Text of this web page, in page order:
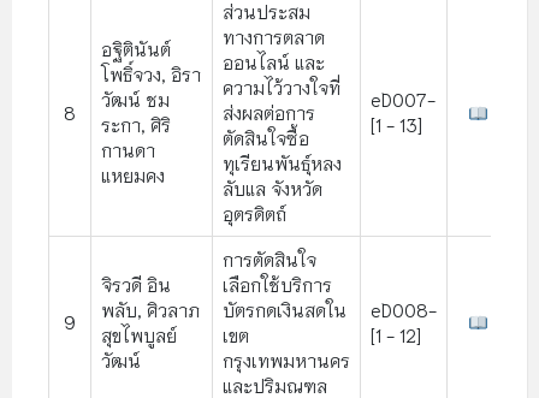
8
อฐิตินันต์
โพธิ์จวง, อิรา
วัฒน์ ชม
ระกา, ศิริ
กานดา
แหยมคง
ส่วนประสม
ทางการตลาด
ออนไลน์ และ
ความไว้วางใจที่
ส่งผลต่อการ
ตัดสินใจซื้อ
ทุเรียนพันธุ์หลง
ลับแล จังหวัด
อุตรดิตถ์
eD007-
[1 - 13]
9
จิรวดี อิน
พลับ, ศิวลาภ
สุขไพบูลย์
วัฒน์
การตัดสินใจ
เลือกใช้บริการ
บัตรกดเงินสดใน
เขต
กรุงเทพมหานคร
และปริมณฑล
eD008-
[1 - 12]